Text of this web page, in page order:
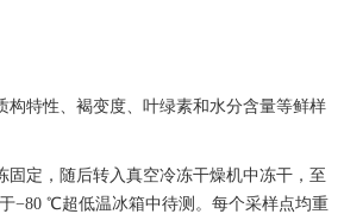
特性、褐变度、叶绿素和水分含量等鲜样
定，随后转入真空冷冻干燥机中冻干，至
−80 ℃超低温冰箱中待测。每个采样点均重